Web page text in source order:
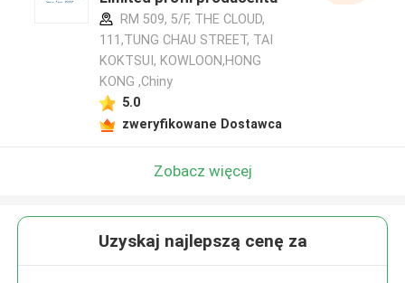
RM 509, 5/F, THE CLOUD,
111,TUNG CHAU STREET, TAI
KOKTSUI, KOWLOON,HONG
KONG ,Chiny
5.0
zweryfikowane Dostawca
Zobacz więcej
Uzyskaj najlepszą cenę za